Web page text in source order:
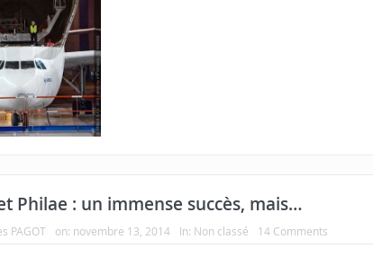
Philae : un immense succès, mais…
PAGOT on: novembre 13, 2014 In: Non classé 14 Comments